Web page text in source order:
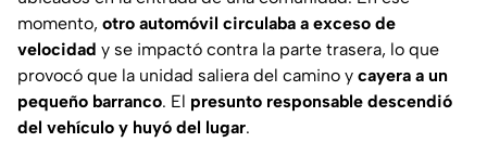
momento, otro automóvil circulaba a exceso de
velocidad y se impactó contra la parte trasera, lo que
provocó que la unidad saliera del camino y cayera a un
pequeño barranco. El presunto responsable descendió
del vehículo y huyó del lugar.